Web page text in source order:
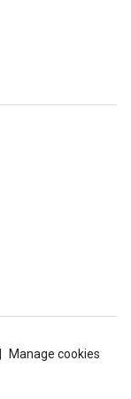
Manage cookies